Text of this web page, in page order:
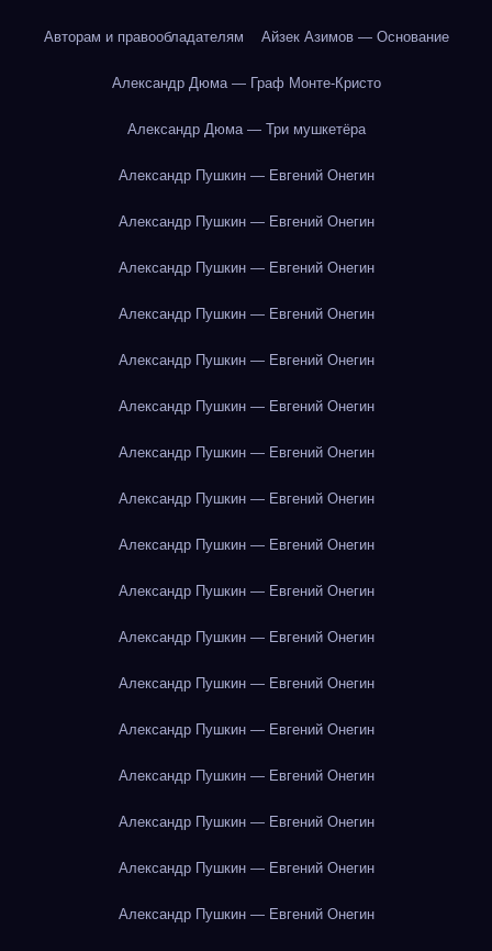
Авторам и правообладателям Айзек Азимов — Основание
Александр Дюма — Граф Монте-Кристо
Александр Дюма — Три мушкетёра
Александр Пушкин — Евгений Онегин
Александр Пушкин — Евгений Онегин
Александр Пушкин — Евгений Онегин
Александр Пушкин — Евгений Онегин
Александр Пушкин — Евгений Онегин
Александр Пушкин — Евгений Онегин
Александр Пушкин — Евгений Онегин
Александр Пушкин — Евгений Онегин
Александр Пушкин — Евгений Онегин
Александр Пушкин — Евгений Онегин
Александр Пушкин — Евгений Онегин
Александр Пушкин — Евгений Онегин
Александр Пушкин — Евгений Онегин
Александр Пушкин — Евгений Онегин
Александр Пушкин — Евгений Онегин
Александр Пушкин — Евгений Онегин
Александр Пушкин — Евгений Онегин